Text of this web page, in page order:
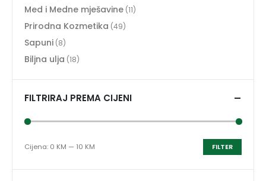
Med i Medne mješavine (11)
Prirodna Kozmetika (49)
Sapuni (8)
Biljna ulja (18)
FILTRIRAJ PREMA CIJENI
FILTER
Cijena: 0 KM — 10 KM